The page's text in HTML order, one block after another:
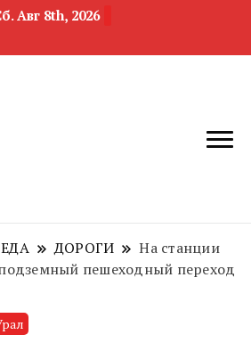
Авг 8th, 2026
область
недвижимости
ДОРОГИ
На станции
пешеходный переход